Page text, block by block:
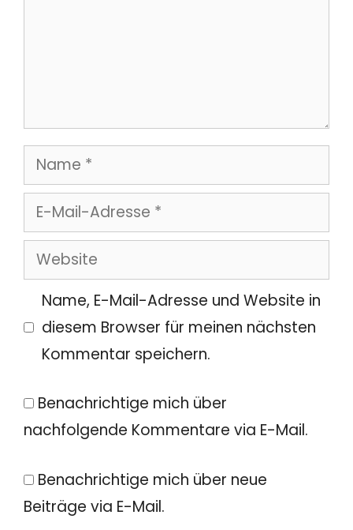
Name
E-
Mail-
Adresse
Website
Name, E-Mail-Adresse und Website in
diesem Browser für meinen nächsten
Kommentar speichern.
Benachrichtige mich über
nachfolgende Kommentare via E-Mail.
Benachrichtige mich über neue
Beiträge via E-Mail.